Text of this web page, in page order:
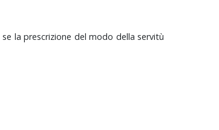
se la prescrizione del modo della servitù